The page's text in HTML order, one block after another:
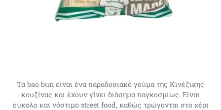
Τα bao bun είναι ένα παραδοσιακό γεύμα της Κινέζικης
κουζίνας και έχουν γίνει διάσημα παγκοσμίως. Είναι
εύκολο και νόστιμο street food, καθώς τρώγονται στο χέρι